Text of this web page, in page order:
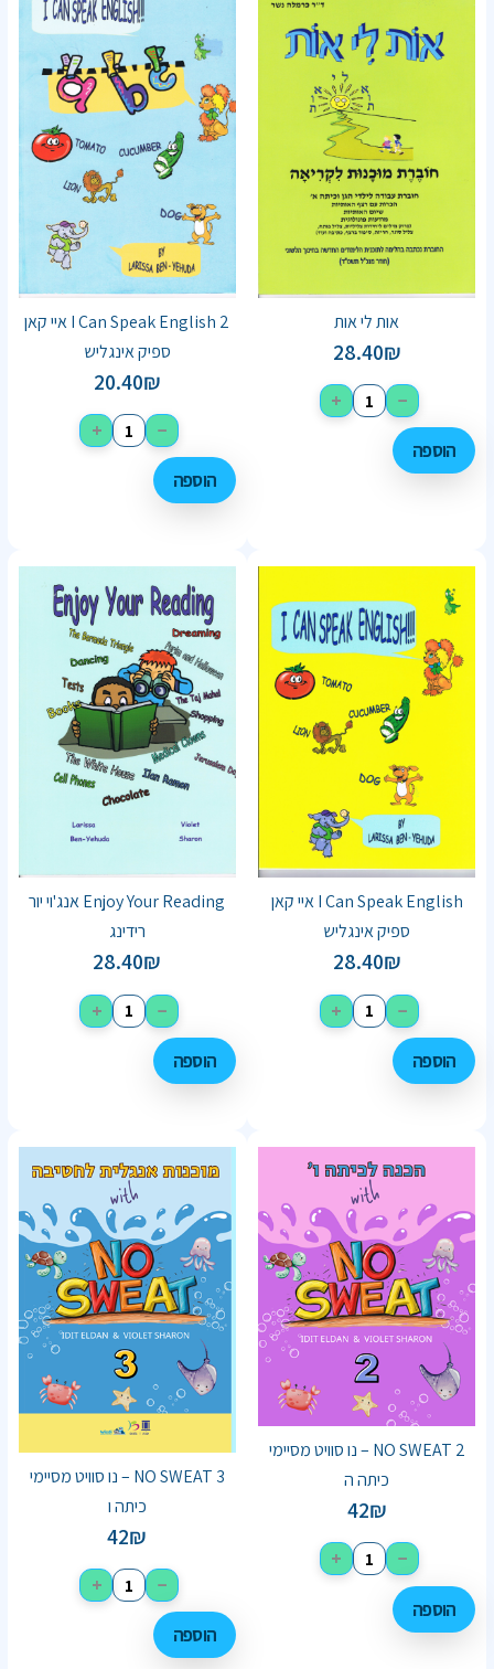
אות לי אות
28.40₪
−
+
הוספה
I Can Speak English 2 איי קאן
ספיק אינגליש
20.40₪
−
+
הוספה
I Can Speak English איי קאן
ספיק אינגליש
28.40₪
−
+
הוספה
Enjoy Your Reading אנג'וי יור
רידינג
28.40₪
−
+
הוספה
NO SWEAT 2 – נו סוויט מסיימי
כיתה ה
42₪
−
+
הוספה
NO SWEAT 3 – נו סוויט מסיימי
כיתה ו
42₪
−
+
הוספה